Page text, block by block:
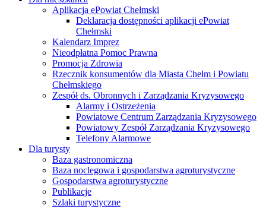
Aplikacja ePowiat Chełmski
Deklaracja dostępności aplikacji ePowiat
Chełmski
Kalendarz Imprez
Nieodpłatna Pomoc Prawna
Promocja Zdrowia
Rzecznik konsumentów dla Miasta Chełm i Powiatu
Chełmskiego
Zespół ds. Obronnych i Zarządzania Kryzysowego
Alarmy i Ostrzeżenia
Powiatowe Centrum Zarządzania Kryzysowego
Powiatowy Zespół Zarządzania Kryzysowego
Telefony Alarmowe
Dla turysty
Baza gastronomiczna
Baza noclegowa i gospodarstwa agroturystyczne
Gospodarstwa agroturystyczne
Publikacje
Szlaki turystyczne